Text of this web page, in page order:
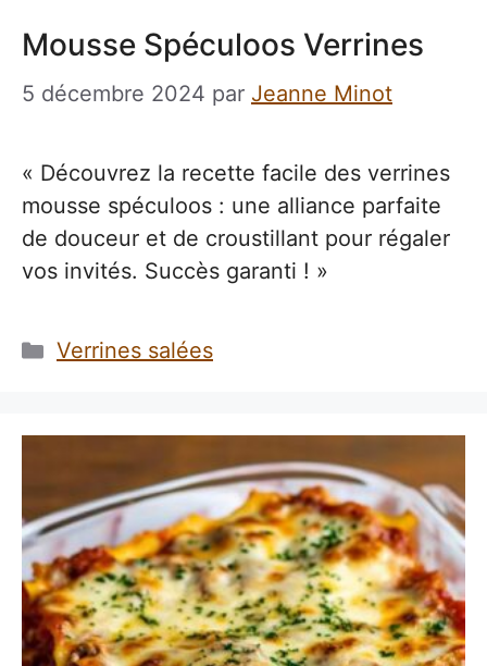
Mousse Spéculoos Verrines
5 décembre 2024 par Jeanne Minot
« Découvrez la recette facile des verrines
mousse spéculoos : une alliance parfaite
de douceur et de croustillant pour régaler
vos invités. Succès garanti ! »
Catégories
Verrines salées